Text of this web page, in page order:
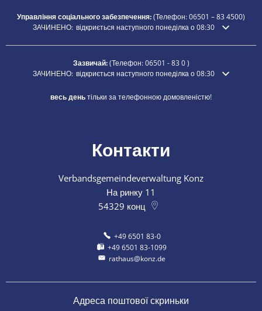
Управління соціального забезпечення:(Телефон:06501 – 834500)
Натисніть, щоб приховати додатковий час відкриття або закриття
ЗАЧИНЕНО: відкриється наступного понеділка о 08:30
Зазвичай:(Телефон:06501 - 83 0)
Натисніть, щоб приховати додатковий час відкриття або закриття
ЗАЧИНЕНО: відкриється наступного понеділка о 08:30
весь деньтільки за телефонною домовленістю!
Контакти
Verbandsgemeindeverwaltung Konz
На ринку 11
54329 конц
+49 6501 83-0
+49 6501 83-1099
rathaus@konz.de
Адреса поштової скриньки